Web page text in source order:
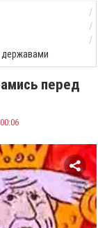
державами
перед